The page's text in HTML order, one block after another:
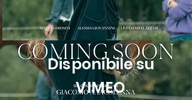
Disponibile su
VIMEO